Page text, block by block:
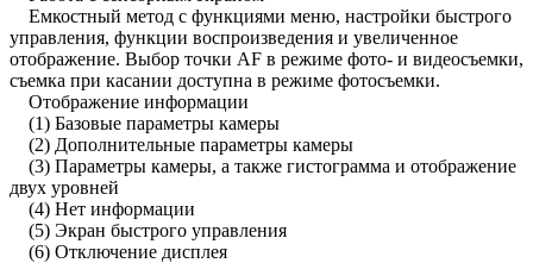
Емкостный метод с функциями меню, настройки быстрого
управления, функции воспроизведения и увеличенное
отображение. Выбор точки AF в режиме фото- и видеосъемки,
съемка при касании доступна в режиме фотосъемки.
Отображение информации
(1) Базовые параметры камеры
(2) Дополнительные параметры камеры
(3) Параметры камеры, а также гистограмма и отображение
двух уровней
(4) Нет информации
(5) Экран быстрого управления
(6) Отключение дисплея